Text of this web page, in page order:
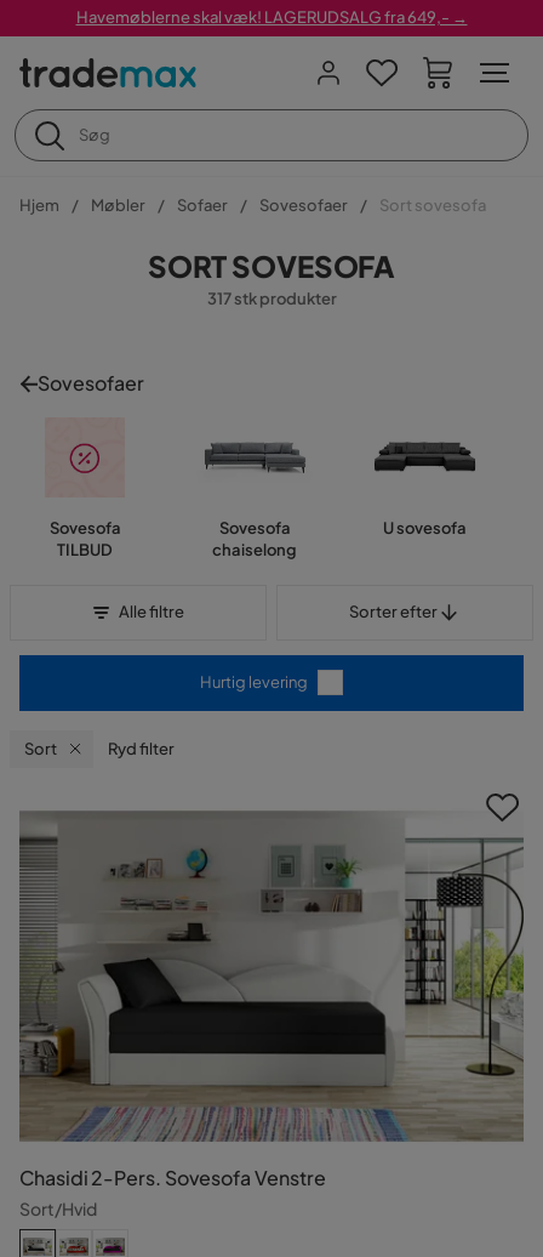
Havemøblerne skal væk! LAGERUDSALG fra 649,- →
Hjem Møbler Sofaer Sovesofaer Sort sovesofa
SORT SOVESOFA
317 stk produkter
Sovesofaer
Sovesofa
TILBUD
Sovesofa
chaiselong
U sovesofa
Alle filtre Sorter efter
Hurtig levering
Sort Ryd filter
Chasidi 2-Pers. Sovesofa Venstre
Sort/Hvid